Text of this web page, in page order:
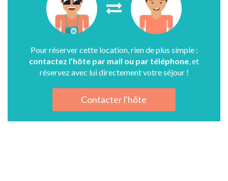
Pour réserver cette location, rien de plus simple :
contactez l’hôte par mail ou par téléphone , et
réservez avec lui directement votre séjour !
Contacter l'hôte